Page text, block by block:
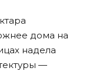
дома на
надела
—